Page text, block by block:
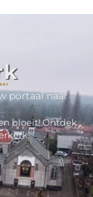
portaal naar
bloeit! Ontdek